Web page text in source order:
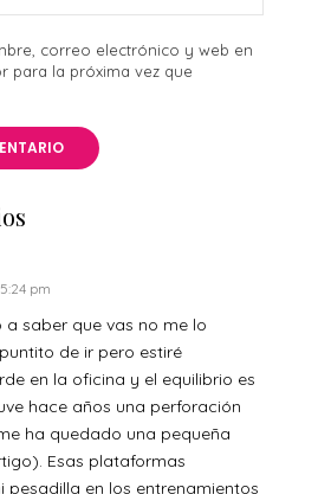
correo electrónico y web en
para la próxima vez que
pm
a saber que vas no me lo
de ir pero estiré
en la oficina y el equilibrio es
hace años una perforación
ha quedado una pequeña
Esas plataformas
pesadilla en los entrenamientos